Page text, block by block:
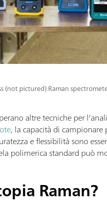
pictured) Raman
altre tecniche per
, la capacità di
e flessibilità sono
polimerica standard può
Raman?